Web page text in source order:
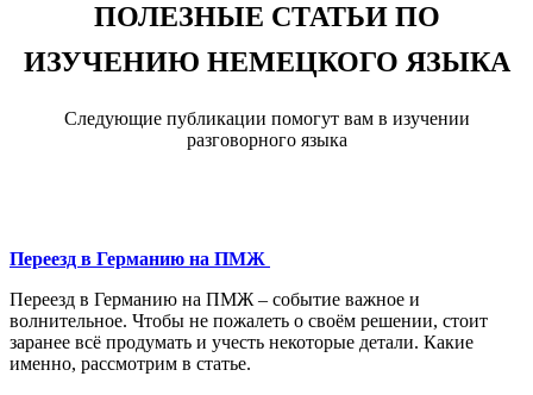
ПОЛЕЗНЫЕ СТАТЬИ ПО
ИЗУЧЕНИЮ НЕМЕЦКОГО ЯЗЫКА
Следующие публикации помогут вам в изучении
разговорного языка
Переезд в Германию на ПМЖ
Переезд в Германию на ПМЖ – событие важное и
волнительное. Чтобы не пожалеть о своём решении, стоит
заранее всё продумать и учесть некоторые детали. Какие
именно, рассмотрим в статье.